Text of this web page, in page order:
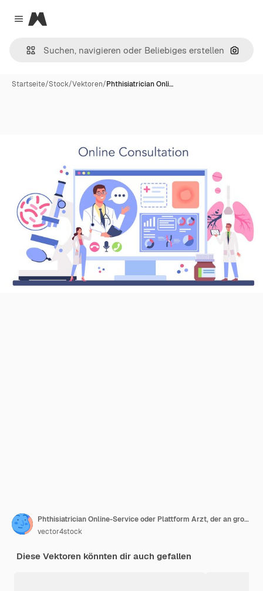
Close menu
Magnific
Nach
Startseite/Stock/Vektoren/Phthisiatrician Onli…
Phthisiatrician Online-Service oder Plattform Arzt, der an großen Lungen steht Tuberkulose-Test und -Behandlung Online-Beratung Flache Vektordarstellung
vector4stock
Diese Vektoren könnten dir auch gefallen